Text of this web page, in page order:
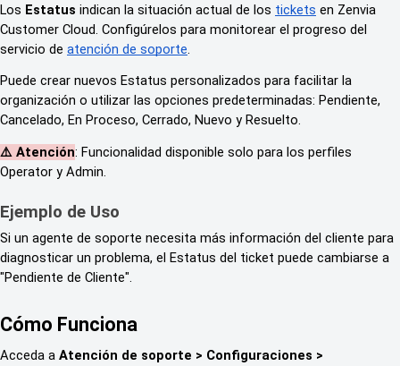
Los Estatus indican la situación actual de los tickets en Zenvia
Customer Cloud. Configúrelos para monitorear el progreso del
servicio de atención de soporte.
Puede crear nuevos Estatus personalizados para facilitar la
organización o utilizar las opciones predeterminadas: Pendiente,
Cancelado, En Proceso, Cerrado, Nuevo y Resuelto.
⚠️ Atención: Funcionalidad disponible solo para los perfiles
Operator y Admin.
Ejemplo de Uso
Si un agente de soporte necesita más información del cliente para
diagnosticar un problema, el Estatus del ticket puede cambiarse a
"Pendiente de Cliente".
Cómo Funciona
Acceda a Atención de soporte > Configuraciones >